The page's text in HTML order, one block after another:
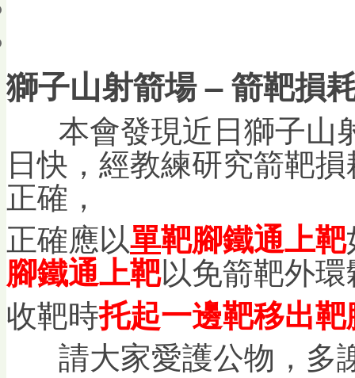
獅子山射箭場 – 箭靶損
本會發現近日獅子山
日快，經教練研究箭靶
正確，
正確應以單靶腳鐵通上靶
腳鐵通上靶以免箭靶外
收靶時托起一邊靶移出
請大家愛護公物，多